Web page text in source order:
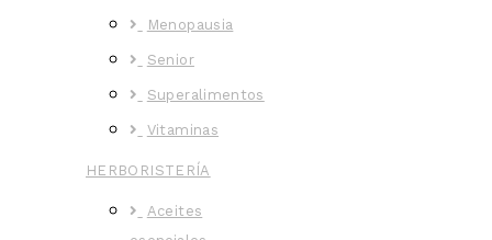
Menopausia
Senior
Superalimentos
Vitaminas
HERBORISTERÍA
Aceites